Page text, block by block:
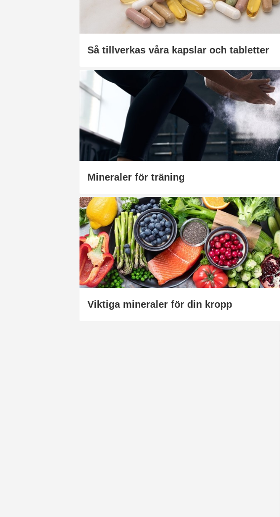
Så tillverkas våra kapslar och tabletter
Mineraler för träning
Viktiga mineraler för din kropp